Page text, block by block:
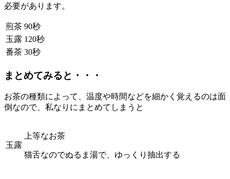
必要があります。
煎茶 90秒
玉露 120秒
番茶 30秒
まとめてみると・・・
お茶の種類によって、温度や時間などを細かく覚えるのは面
倒なので、私なりにまとめてしまうと
玉露
上等なお茶
猫舌なのでぬるま湯で、ゆっくり抽出する